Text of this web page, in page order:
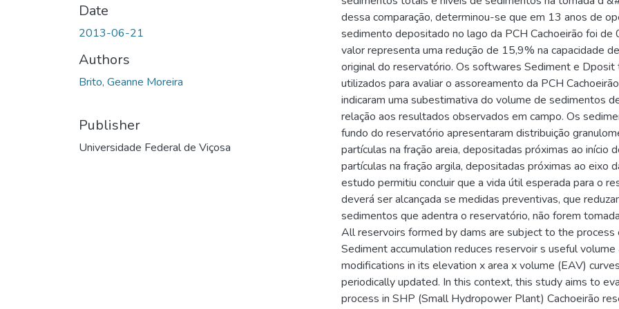
Date
2013-06-21
Authors
Brito, Geanne Moreira
Publisher
Universidade Federal de Viçosa
dessa comparação, determinou-se que em 13 anos de
sedimento depositado no lago da PCH Cachoeirão foi de
valor representa uma redução de 15,9% na capacidade
original do reservatório. Os softwares Sediment e Dposit
utilizados para avaliar o assoreamento da PCH
indicaram uma subestimativa do volume de sedimentos
relação aos resultados observados em campo. Os
fundo do reservatório apresentaram distribuição
partículas na fração areia, depositadas próximas ao início
partículas na fração argila, depositadas próximas ao eixo
estudo permitiu concluir que a vida útil esperada para o
deverá ser alcançada se medidas preventivas, que
sedimentos que adentra o reservatório, não forem
All reservoirs formed by dams are subject to the process
Sediment accumulation reduces reservoir s useful volume
modifications in its elevation x area x volume (EAV)
periodically updated. In this context, this study aims to
process in SHP (Small Hydropower Plant) Cachoeirão